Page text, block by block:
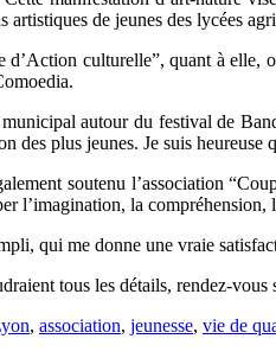
artistiques de jeunes des lycées
d’Action culturelle”, quant à elle,
autour du festival de
des plus jeunes. Je suis
soutenu l’association
l’imagination, la compréhension,
qui me donne une vraie
tous les détails, rendez-vous
, association, jeunesse, vie de